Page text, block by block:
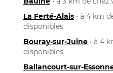
La Ferté-Alais • à 4 km
disponibles
Bouray-sur-Juine • à 4
disponibles
Ballancourt-sur-